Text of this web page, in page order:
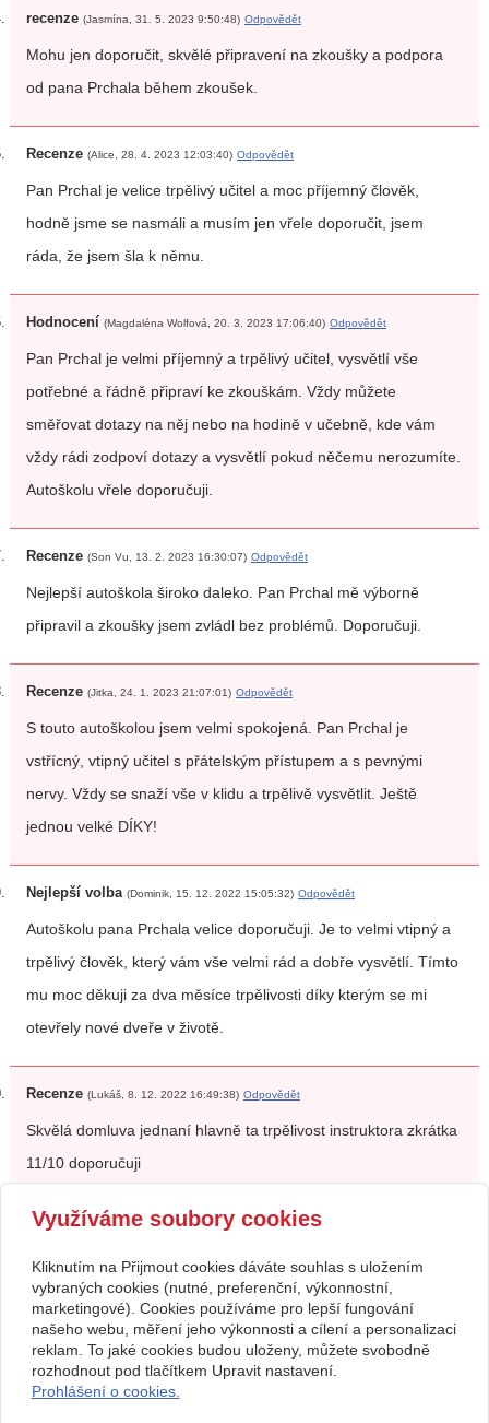
recenze (Jasmína, 31. 5. 2023 9:50:48) Odpovědět
Mohu jen doporučit, skvělé připravení na zkoušky a podpora
od pana Prchala během zkoušek.
Recenze (Alice, 28. 4. 2023 12:03:40) Odpovědět
Pan Prchal je velice trpělivý učitel a moc příjemný člověk,
hodně jsme se nasmáli a musím jen vřele doporučit, jsem
ráda, že jsem šla k němu.
Hodnocení (Magdaléna Wolfová, 20. 3. 2023 17:06:40) Odpovědět
Pan Prchal je velmi příjemný a trpělivý učitel, vysvětlí vše
potřebné a řádně připraví ke zkouškám. Vždy můžete
směřovat dotazy na něj nebo na hodině v učebně, kde vám
vždy rádi zodpoví dotazy a vysvětlí pokud něčemu nerozumíte.
Autoškolu vřele doporučuji.
Recenze (Son Vu, 13. 2. 2023 16:30:07) Odpovědět
Nejlepší autoškola široko daleko. Pan Prchal mě výborně
připravil a zkoušky jsem zvládl bez problémů. Doporučuji.
Recenze (Jitka, 24. 1. 2023 21:07:01) Odpovědět
S touto autoškolou jsem velmi spokojená. Pan Prchal je
vstřícný, vtipný učitel s přátelským přístupem a s pevnými
nervy. Vždy se snaží vše v klidu a trpělivě vysvětlit. Ještě
jednou velké DÍKY!
Nejlepší volba (Dominik, 15. 12. 2022 15:05:32) Odpovědět
Autoškolu pana Prchala velice doporučuji. Je to velmi vtipný a
trpělivý člověk, který vám vše velmi rád a dobře vysvětlí. Tímto
mu moc děkuji za dva měsíce trpělivosti díky kterým se mi
otevřely nové dveře v životě.
Recenze (Lukáš, 8. 12. 2022 16:49:38) Odpovědět
Skvělá domluva jednaní hlavně ta trpělivost instruktora zkrátka
11/10 doporučuji
předchozí 1|2| 3| 4
Kontakt
Rostislav Prchal
U Vodičků 525, Soběslav
608 522 116
rostaprchal@gmail.com
www.autoskola-prchal.cz
Facebook
Provozovna: Jiráskova 407,
Využíváme soubory cookies
Kliknutím na Přijmout cookies dáváte souhlas s uložením
vybraných cookies (nutné, preferenční, výkonnostní,
marketingové). Cookies používáme pro lepší fungování
našeho webu, měření jeho výkonnosti a cílení a personalizaci
reklam. To jaké cookies budou uloženy, můžete svobodně
rozhodnout pod tlačítkem Upravit nastavení.
Prohlášení o cookies.